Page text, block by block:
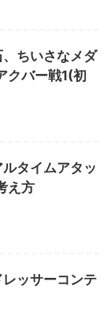
、ちいさなメダ
クバー戦1(初
タイムアタッ
え方
レッサーコンテ